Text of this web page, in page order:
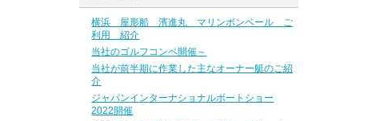
横浜 屋形船 濱進丸 マリンボンベール ご
利用 紹介
当社のゴルフコンペ開催～
当社が前半期に作業した主なオーナー艇のご紹
介
ジャパンインターナショナルボートショー
2022開催